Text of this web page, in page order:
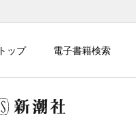
トップ 電子書籍検索